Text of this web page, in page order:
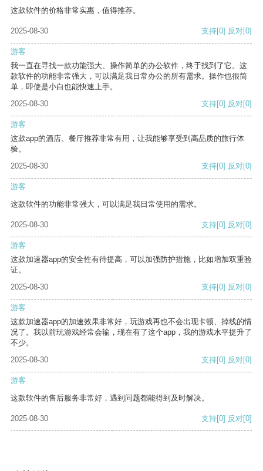
这款软件的价格非常实惠，值得推荐。
2025-08-30 支持[0] 反对[0]
游客
我一直在寻找一款功能强大、操作简单的办公软件，终于找到了它。这
款软件的功能非常强大，可以满足我日常办公的所有需求。操作也很简
单，即使是小白也能快速上手。
2025-08-30
支持[0] 反对[0]
游客
这款app的酒店、餐厅推荐非常有用，让我能够享受到高品质的旅行体
验。
2025-08-30
支持[0] 反对[0]
游客
这款软件的功能非常强大，可以满足我日常使用的需求。
2025-08-30 支持[0] 反对[0]
游客
这款加速器app的安全性有待提高，可以加强防护措施，比如增加双重验
证。
2025-08-30
支持[0] 反对[0]
游客
这款加速器app的加速效果非常好，玩游戏再也不会出现卡顿、掉线的情
况了。我以前玩游戏经常会输，现在有了这个app，我的游戏水平提升了
不少。
2025-08-30
支持[0] 反对[0]
游客
这款软件的售后服务非常好，遇到问题都能得到及时解决。
2025-08-30 支持[0] 反对[0]